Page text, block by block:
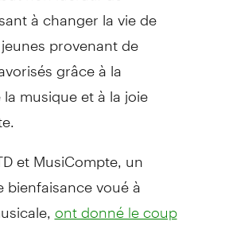
à changer la vie de
provenant de
grâce à la
musique et à la joie
et MusiCompte, un
voué à
ont donné le coup